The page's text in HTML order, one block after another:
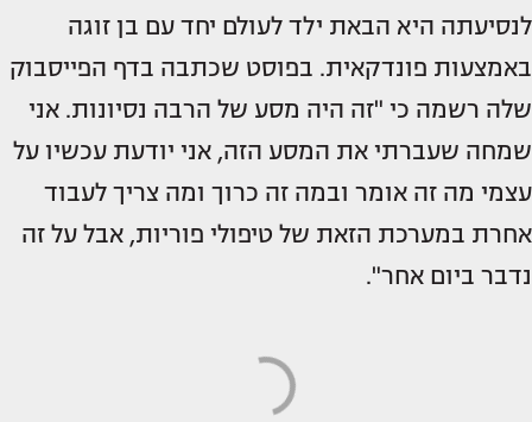
לנסיעתה היא הבאת ילד לעולם יחד עם בן זוגה
באמצעות פונדקאית. בפוסט שכתבה בדף הפייסבוק
שלה רשמה כי "זה היה מסע של הרבה נסיונות. אני
שמחה שעברתי את המסע הזה, אני יודעת עכשיו על
עצמי מה זה אומר ובמה זה כרוך ומה צריך לעבוד
אחרת במערכת הזאת של טיפולי פוריות, אבל על זה
נדבר ביום אחר".